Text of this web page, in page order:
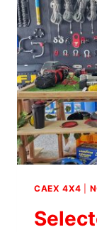
EL
I
CAEX 4X4